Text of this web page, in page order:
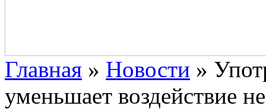
Главная » Новости »
уменьшает воздействие